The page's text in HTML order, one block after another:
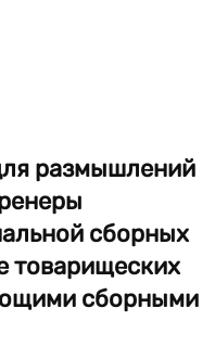
размышлений
сборных
товарищеских
сборными